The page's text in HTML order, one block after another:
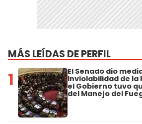
MÁS LEÍDAS DE PERFIL
1 El Senado dio
Inviolabilidad de la
el Gobierno tuvo
del Manejo del